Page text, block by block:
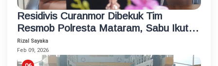
Residivis Curanmor Dibekuk Tim
Resmob Polresta Mataram, Sabu Ikut
Terseret
Rizal Sayaka
Feb 09, 2026